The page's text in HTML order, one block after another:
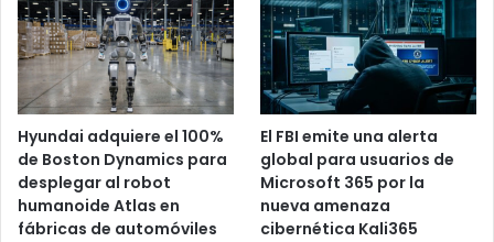
Hyundai adquiere el 100%
de Boston Dynamics para
desplegar al robot
humanoide Atlas en
fábricas de automóviles
El FBI emite una alerta
global para usuarios de
Microsoft 365 por la
nueva amenaza
cibernética Kali365